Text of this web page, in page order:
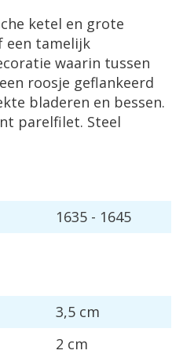
ketel en grote
een tamelijk
waarin tussen
een roosje geflankeerd
bladeren en bessen.
parelfilet. Steel
1635 - 1645
3,5 cm
2 cm